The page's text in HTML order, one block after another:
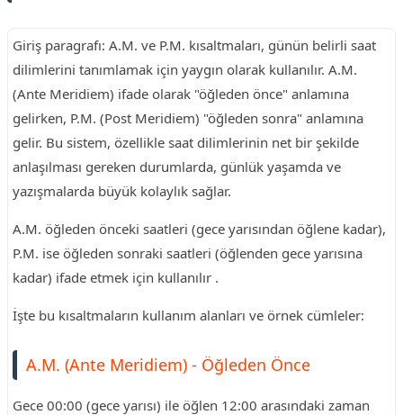
Giriş paragrafı: A.M. ve P.M. kısaltmaları, günün belirli saat
dilimlerini tanımlamak için yaygın olarak kullanılır. A.M.
(Ante Meridiem) ifade olarak "öğleden önce" anlamına
gelirken, P.M. (Post Meridiem) "öğleden sonra" anlamına
gelir. Bu sistem, özellikle saat dilimlerinin net bir şekilde
anlaşılması gereken durumlarda, günlük yaşamda ve
yazışmalarda büyük kolaylık sağlar.
A.M. öğleden önceki saatleri (gece yarısından öğlene kadar),
P.M. ise öğleden sonraki saatleri (öğlenden gece yarısına
kadar) ifade etmek için kullanılır .
İşte bu kısaltmaların kullanım alanları ve örnek cümleler:
A.M. (Ante Meridiem) - Öğleden Önce
Gece 00:00 (gece yarısı) ile öğlen 12:00 arasındaki zaman